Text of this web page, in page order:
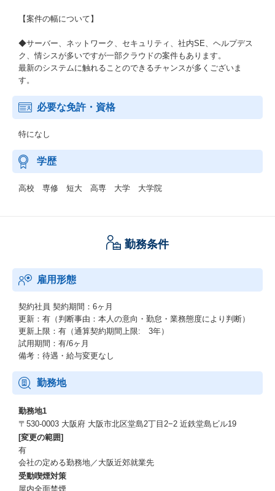
【案件の幅について】
◆サーバー、ネットワーク、セキュリティ、社内SE、ヘルプデス
ク、情シスが多いですが一部クラウドの案件もあります。
最新のシステムに触れることのできるチャンスが多くございま
す。
必要な免許・資格
特になし
学歴
高校 専修 短大 高専 大学 大学院
勤務条件
雇用形態
契約社員 契約期間：6ヶ月
更新：有（判断事由：本人の意向・勤怠・業務態度により判断）
更新上限：有（通算契約期間上限: 3年）
試用期間：有/6ヶ月
備考：待遇・給与変更なし
勤務地
勤務地1
〒530-0003 大阪府 大阪市北区堂島2丁目2−2 近鉄堂島ビル19
[変更の範囲]
有
会社の定める勤務地／大阪近郊就業先
受動喫煙対策
屋内全面禁煙